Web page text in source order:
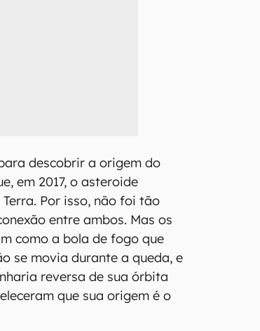
descobrir a origem do
em 2017, o asteroide
Por isso, não foi tão
entre ambos. Mas os
como a bola de fogo que
se movia durante a queda, e
reversa de sua órbita
que sua origem é o